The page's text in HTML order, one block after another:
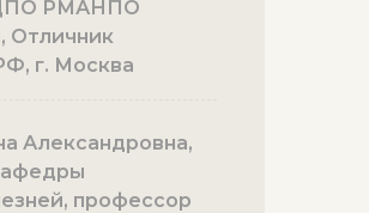
РМАНПО
Отличник
г. Москва
Александровна,
профессор